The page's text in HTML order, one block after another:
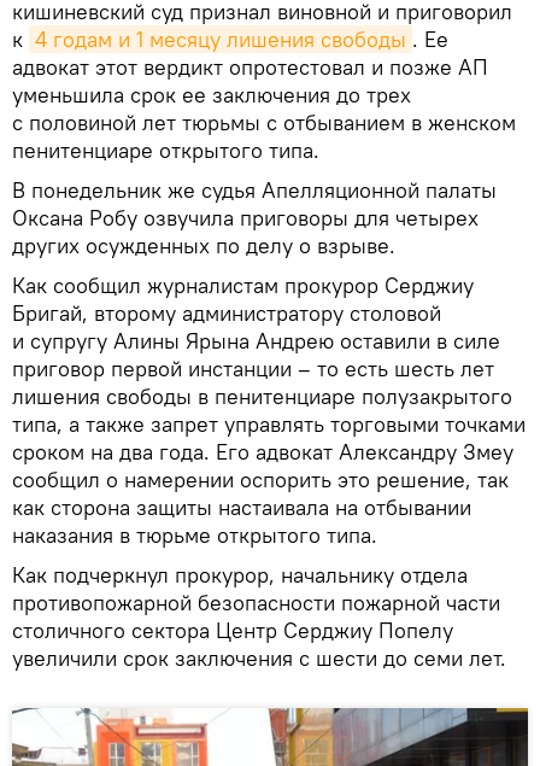
кишиневский суд признал виновной и приговорил
к 4 годам и 1 месяцу лишения свободы . Ее
адвокат этот вердикт опротестовал и позже АП
уменьшила срок ее заключения до трех
с половиной лет тюрьмы с отбыванием в женском
пенитенциаре открытого типа.
В понедельник же судья Апелляционной палаты
Оксана Робу озвучила приговоры для четырех
других осужденных по делу о взрыве.
Как сообщил журналистам прокурор Серджиу
Бригай, второму администратору столовой
и супругу Алины Ярына Андрею оставили в силе
приговор первой инстанции – то есть шесть лет
лишения свободы в пенитенциаре полузакрытого
типа, а также запрет управлять торговыми точками
сроком на два года. Его адвокат Александру Змеу
сообщил о намерении оспорить это решение, так
как сторона защиты настаивала на отбывании
наказания в тюрьме открытого типа.
Как подчеркнул прокурор, начальнику отдела
противопожарной безопасности пожарной части
столичного сектора Центр Серджиу Попелу
увеличили срок заключения с шести до семи лет.